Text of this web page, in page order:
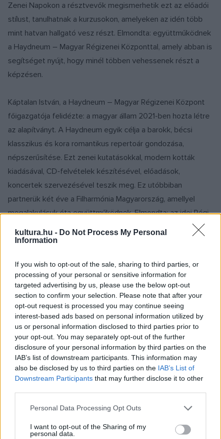
kultura.hu - Do Not Process My Personal
Information
If you wish to opt-out of the sale, sharing to third parties, or
processing of your personal or sensitive information for
targeted advertising by us, please use the below opt-out
section to confirm your selection. Please note that after your
opt-out request is processed you may continue seeing
interest-based ads based on personal information utilized by
us or personal information disclosed to third parties prior to
your opt-out. You may separately opt-out of the further
disclosure of your personal information by third parties on the
IAB’s list of downstream participants. This information may
also be disclosed by us to third parties on the IAB’s List of
Downstream Participants that may further disclose it to other
Please note that this website/app uses one or more Google
not limited to your visit or usage behaviour. You may click to
grant or deny consent to Google and its third-party tags to
Personal Data Processing Opt Outs
I want to opt-out of the Sharing of my
personal data.
Zenei Napokon a résztvevők megismerhetik ezt az előadói
stílust, tanulhatnak a kurzusokon, amelyeken az idén több
mint hatvan hallgató vesz részt. Elmondta: együttműködnek
a Haydneum – Magyar Régizenei Központtal, amely abban is
segítséget nyújt, hogy minél többen vehessenek részt a
képzésen.
Káptalan István, a Haydneum – Magyar Régizenei Központ
főigazgatója felidézte: a magyar állam 2021-ben hozta létre
az alapítványt. A Haydneum egyik célja a barokk, bécsi
klasszikus és kora romantikus repertoár gondozása,
népszerűsítése. Ezt zenei kutatásokkal, modern kották
kiadásával, CD-felvételek készítésével, előadások,
koncertek szervezésével teszik meg. Ez utóbbiban
partnerük két éve a Filharmónia Magyarország, amellyel
megalakulásuk óta együttműködnek. Elmondta: az idei Régi
Zenei Napokon a nyitó- és zárókoncertet szervezik
közösen a Filharmónia Magyarországgal, továbbá a
ösztöndíjjal.
Vashegyi György, a Magyar Művészeti Akadémia elnöke, az
Orfeo Zenekar és a Purcell Kórus művészeti vezetője
kiemelte: a nyitó és zárókoncerten működik közre a
Haydneum két rezidens együttese, a Purcell Kórus, illetve az
Orfeo Zenekar.